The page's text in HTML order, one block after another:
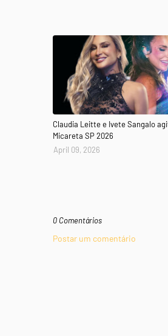
Claudia Leitte e Ivete Sangalo
Micareta SP 2026
April 09, 2026
0 Comentários
Postar um comentário